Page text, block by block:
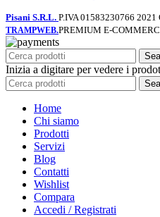
Pisani S.R.L. P.IVA 01583230766 2021
TRAMPWEB.PREMIUM E-
Inizia a digitare per vedere i
Home
Chi siamo
Prodotti
Servizi
Blog
Contatti
Wishlist
Compara
Accedi / Registrati